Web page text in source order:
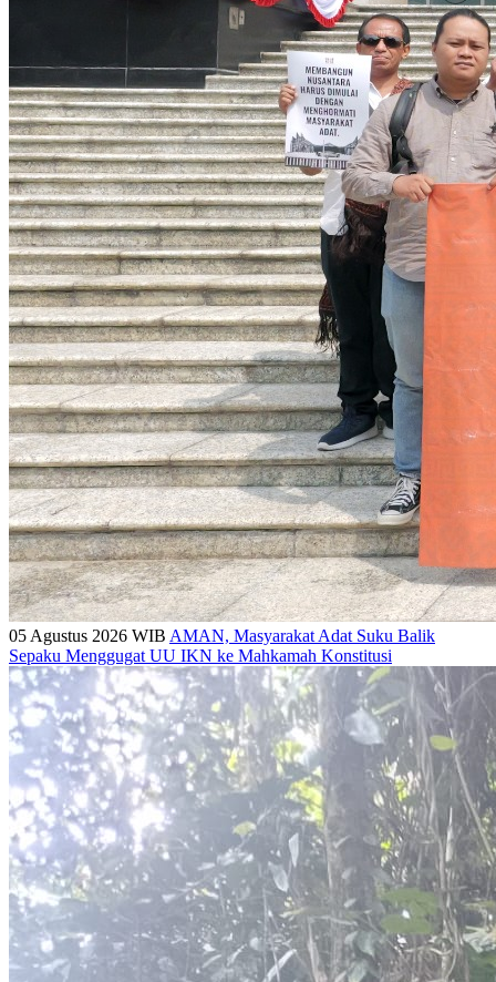
05 Agustus 2026 WIB AMAN, Masyarakat Adat Suku Balik
Sepaku Menggugat UU IKN ke Mahkamah Konstitusi